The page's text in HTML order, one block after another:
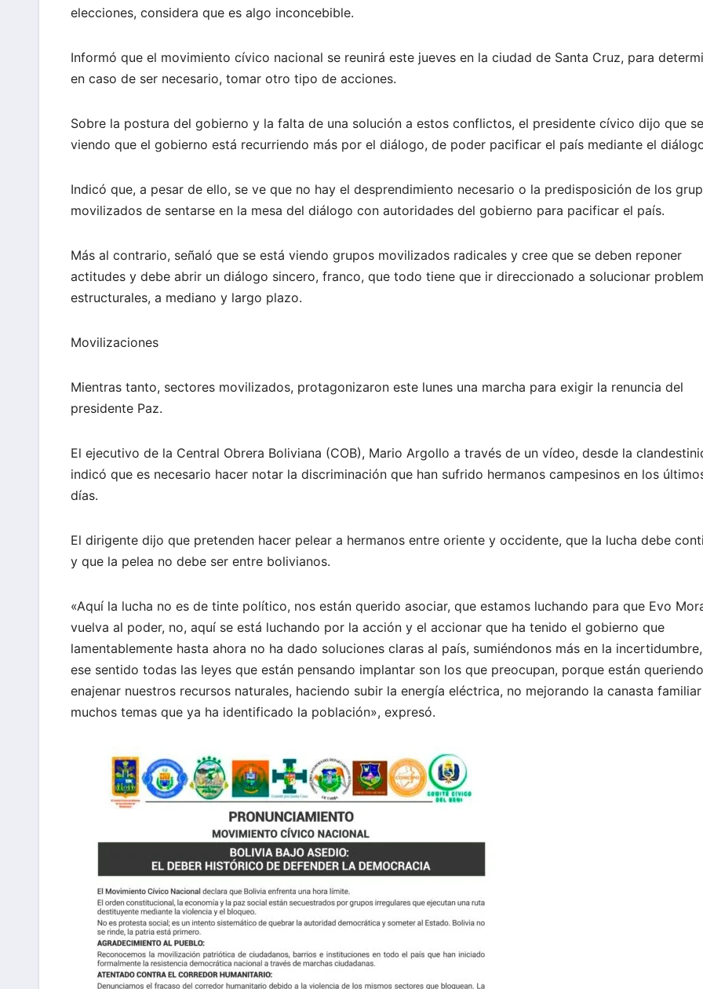
elecciones, considera que es algo inconcebible.
Informó que el movimiento cívico nacional se reunirá este jueves en la ciudad de Santa Cruz, para
en caso de ser necesario, tomar otro tipo de acciones.
Sobre la postura del gobierno y la falta de una solución a estos conflictos, el presidente cívico dijo que
viendo que el gobierno está recurriendo más por el diálogo, de poder pacificar el país mediante el
Indicó que, a pesar de ello, se ve que no hay el desprendimiento necesario o la predisposición de los
movilizados de sentarse en la mesa del diálogo con autoridades del gobierno para pacificar el país.
Más al contrario, señaló que se está viendo grupos movilizados radicales y cree que se deben reponer
actitudes y debe abrir un diálogo sincero, franco, que todo tiene que ir direccionado a solucionar
estructurales, a mediano y largo plazo.
Movilizaciones
Mientras tanto, sectores movilizados, protagonizaron este lunes una marcha para exigir la renuncia del
presidente Paz.
El ejecutivo de la Central Obrera Boliviana (COB), Mario Argollo a través de un vídeo, desde la
indicó que es necesario hacer notar la discriminación que han sufrido hermanos campesinos en los
días.
El dirigente dijo que pretenden hacer pelear a hermanos entre oriente y occidente, que la lucha debe
y que la pelea no debe ser entre bolivianos.
«Aquí la lucha no es de tinte político, nos están querido asociar, que estamos luchando para que Evo
vuelva al poder, no, aquí se está luchando por la acción y el accionar que ha tenido el gobierno que
lamentablemente hasta ahora no ha dado soluciones claras al país, sumiéndonos más en la
ese sentido todas las leyes que están pensando implantar son los que preocupan, porque están queriendo
enajenar nuestros recursos naturales, haciendo subir la energía eléctrica, no mejorando la canasta
muchos temas que ya ha identificado la población», expresó.